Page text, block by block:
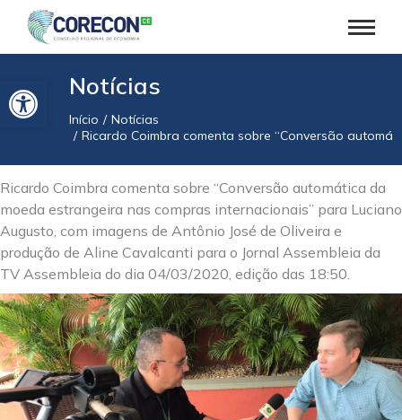
Barra de Ferramentas AbertaNotícias
Você está aqui:
Início
Notícias
Ricardo Coimbra comenta sobre “Conversão
Ricardo Coimbra comenta sobre “Conversão automática da
moeda estrangeira nas compras internacionais” para Luciano
Augusto, com imagens de Antônio José de Oliveira e
produção de Aline Cavalcanti para o Jornal Assembleia da
TV Assembleia do dia 04/03/2020, edição das 18:50.